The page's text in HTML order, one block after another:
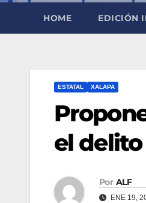
HOME EDICIÓN
ESTATAL XALAPA
el
Por ALF
ENE 19,